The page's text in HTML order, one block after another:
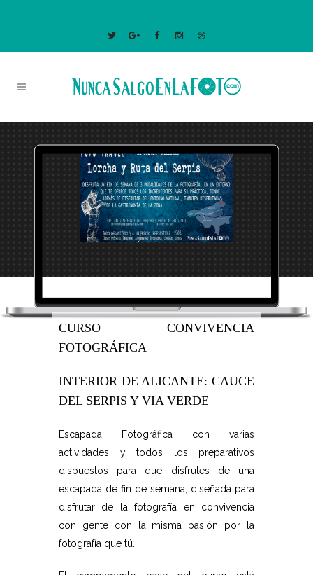
CURSO CONVIVENCIA
FOTOGRÁFICA
INTERIOR DE ALICANTE: CAUCE
DEL SERPIS Y VIA VERDE
Escapada Fotográfica con varias
actividades y todos los preparativos
dispuestos para que disfrutes de una
escapada de fin de semana, diseñada para
disfrutar de la fotografía en convivencia
con gente con la misma pasión por la
fotografía que tú.